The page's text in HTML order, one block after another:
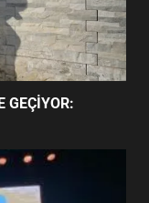
İÇİN
GÖZLER
BAHARATI
GEÇİYOR: